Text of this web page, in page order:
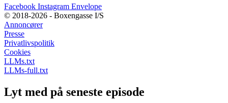
Facebook Instagram Envelope
© 2018-2026 - Boxengasse I/S
Annoncører
Presse
Privatlivspolitik
Cookies
LLMs.txt
LLMs-full.txt
Lyt med på seneste episode